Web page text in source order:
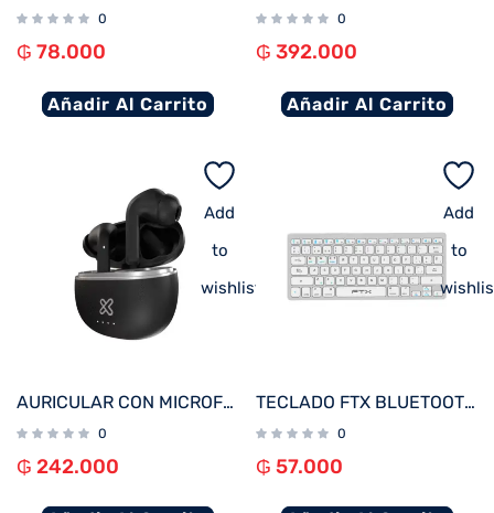
0
₲ 78.000
Añadir Al Carrito
0
₲ 392.000
Añadir Al Carrito
Add
to
wishlist
AURICULAR CON MICROFONO KLIP KTE-750BK EDGEBUDSPRO BLUETOOTH/ WIRELESS NEGRO
0
₲ 242.000
Add
to
TECLADO FTX BLUETOOTH FTXB1000 ULTRA SLIM ESP/PLATA
0
₲ 57.000